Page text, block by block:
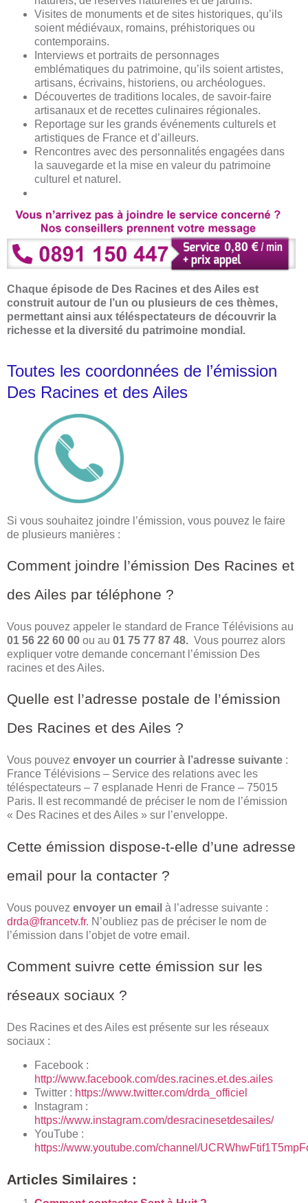
Visites de monuments et de sites historiques, qu’ils
soient médiévaux, romains, préhistoriques ou
contemporains.
Interviews et portraits de personnages
emblématiques du patrimoine, qu’ils soient artistes,
artisans, écrivains, historiens, ou archéologues.
Découvertes de traditions locales, de savoir-faire
artisanaux et de recettes culinaires régionales.
Reportage sur les grands événements culturels et
artistiques de France et d’ailleurs.
Rencontres avec des personnalités engagées dans
la sauvegarde et la mise en valeur du patrimoine
culturel et naturel.
Chaque épisode de Des Racines et des Ailes est
construit autour de l’un ou plusieurs de ces thèmes,
permettant ainsi aux téléspectateurs de découvrir la
richesse et la diversité du patrimoine mondial.
Toutes les coordonnées de l’émission
Des Racines et des Ailes
Si vous souhaitez joindre l’émission, vous pouvez le faire
de plusieurs manières :
Comment joindre l’émission Des Racines et
des Ailes par téléphone ?
Vous pouvez appeler le standard de France Télévisions au
01 56 22 60 00 ou au 01 75 77 87 48. Vous pourrez alors
expliquer votre demande concernant l’émission Des
racines et des Ailes.
Quelle est l’adresse postale de l’émission
Des Racines et des Ailes ?
Vous pouvez envoyer un courrier à l’adresse suivante :
France Télévisions – Service des relations avec les
téléspectateurs – 7 esplanade Henri de France – 75015
Paris. Il est recommandé de préciser le nom de l’émission
« Des Racines et des Ailes » sur l’enveloppe.
Cette émission dispose-t-elle d’une adresse
email pour la contacter ?
Vous pouvez envoyer un email à l’adresse suivante :
drda@francetv.fr. N’oubliez pas de préciser le nom de
l’émission dans l’objet de votre email.
Comment suivre cette émission sur les
réseaux sociaux ?
Des Racines et des Ailes est présente sur les réseaux
sociaux :
Facebook :
http://www.facebook.com/des.racines.et.des.ailes
Twitter : https://www.twitter.com/drda_officiel
Instagram :
https://www.instagram.com/desracinesetdesailes/
YouTube :
https://www.youtube.com/channel/
Articles Similaires :